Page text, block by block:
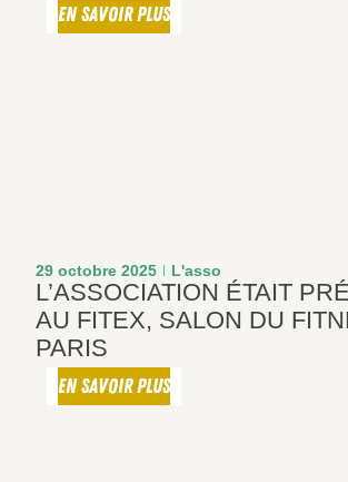
EN SAVOIR PLUS
29 octobre 2025 L'asso
L’ASSOCIATION ÉTAIT
AU FITEX, SALON DU
PARIS
EN SAVOIR PLUS